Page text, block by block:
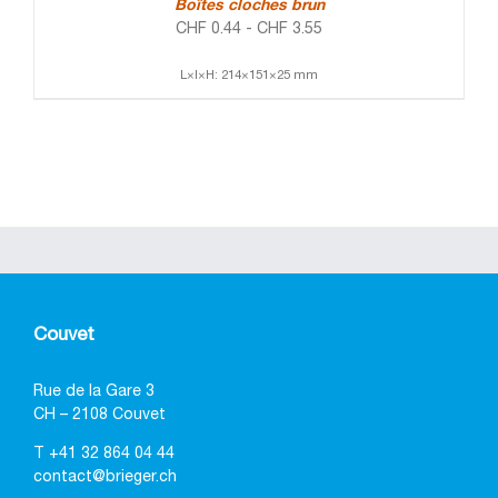
Boîtes cloches brun
CHF 0.44 - CHF 3.55
L×l×H: 214×151×25 mm
Couvet
Rue de la Gare 3
CH – 2108 Couvet
+41 32 864 04 44
contact@brieger.ch